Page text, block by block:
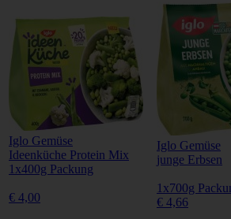
Iglo Gemüse
Ideenküche Protein Mix
1x400g Packung
€ 4,00
Iglo Gemüse
junge Erbsen
1x700g
€ 4,66